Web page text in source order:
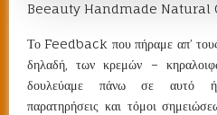
Beeauty Handmade Natural
Το Feedback που πήραμε απ’
δηλαδή, των κρεμών –
δουλεύαμε πάνω σε αυτό
παρατηρήσεις και τόμοι